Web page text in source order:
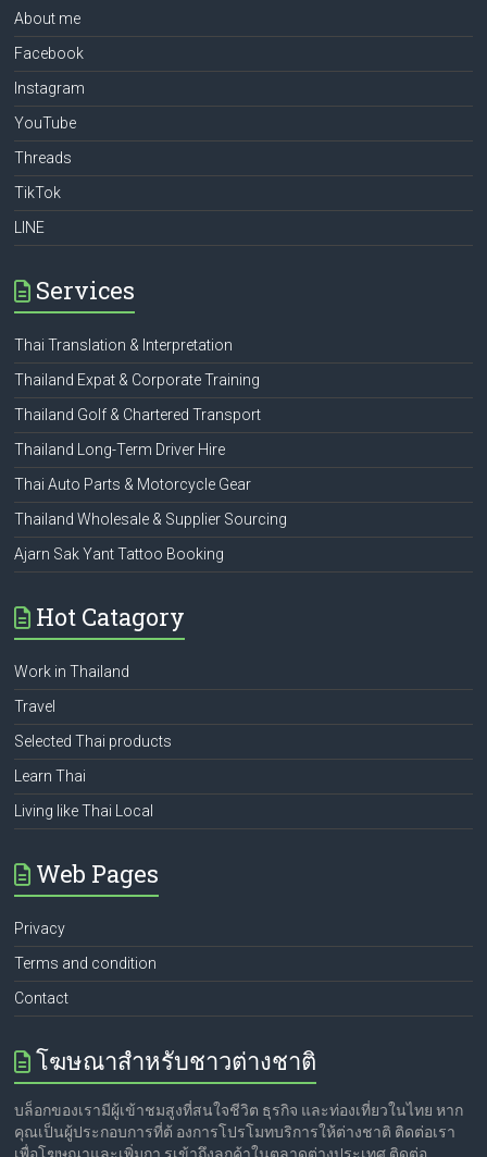
About me
Facebook
Instagram
YouTube
Threads
TikTok
LINE
Services
Thai Translation & Interpretation
Thailand Expat & Corporate Training
Thailand Golf & Chartered Transport
Thailand Long-Term Driver Hire
Thai Auto Parts & Motorcycle Gear
Thailand Wholesale & Supplier Sourcing
Ajarn Sak Yant Tattoo Booking
Hot Catagory
Work in Thailand
Travel
Selected Thai products
Learn Thai
Living like Thai Local
Web Pages
Privacy
Terms and condition
Contact
โฆษณาสำหรับชาวต่างชาติ
บล็อกของเรามีผู้เข้าชมสูงที่สนใจชีวิต ธุรกิจ และท่องเที่ยวในไทย หาก
คุณเป็นผู้ประกอบการที่ต้ องการโปรโมทบริการให้ต่างชาติ ติดต่อเรา